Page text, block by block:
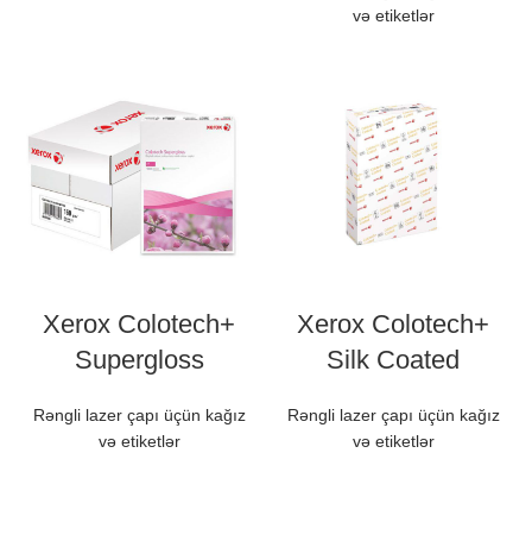
və etiketlər
Xerox Colotech+
Supergloss
Rəngli lazer çapı üçün kağız
və etiketlər
Xerox Colotech+
Silk Coated
Rəngli lazer çapı üçün kağız
və etiketlər